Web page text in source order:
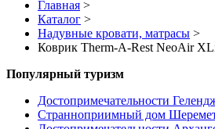
Главная >
Каталог >
Надувные кровати, матрасы >
Коврик Therm-A-Rest NeoAir
Популярный туризм
Достопримечательности
Странноприимный дом